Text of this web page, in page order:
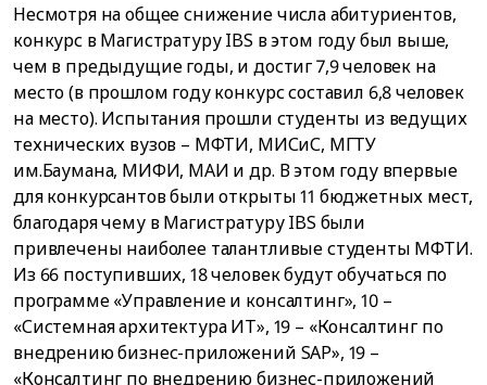
Несмотря на общее снижение числа абитуриентов,
конкурс в Магистратуру IBS в этом году был выше,
чем в предыдущие годы, и достиг 7,9 человек на
место (в прошлом году конкурс составил 6,8 человек
на место). Испытания прошли студенты из ведущих
технических вузов – МФТИ, МИСиС, МГТУ
им.Баумана, МИФИ, МАИ и др. В этом году впервые
для конкурсантов были открыты 11 бюджетных мест,
благодаря чему в Магистратуру IBS были
привлечены наиболее талантливые студенты МФТИ.
Из 66 поступивших, 18 человек будут обучаться по
программе «Управление и консалтинг», 10 –
«Системная архитектура ИТ», 19 – «Консалтинг по
внедрению бизнес-приложений SAP», 19 –
«Консалтинг по внедрению бизнес-приложений